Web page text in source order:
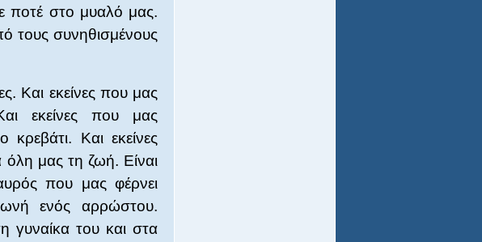
ποτέ στο μυαλό μας.
τους συνηθισμένους
Και εκείνες που μας
εκείνες που μας
Και εκείνες
μας τη ζωή. Είναι
που μας φέρνει
ενός αρρώστου.
γυναίκα του και στα